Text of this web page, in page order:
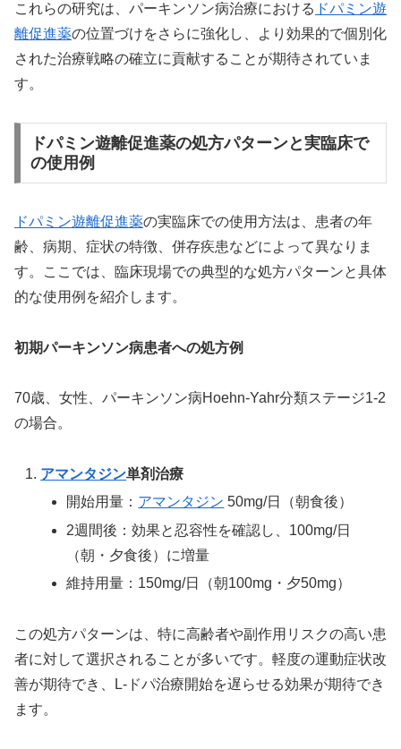
これらの研究は、パーキンソン病治療における ドパミン遊
離促進薬の位置づけをさらに強化し、より効果的で個別化
された治療戦略の確立に貢献することが期待されていま
す。
ドパミン遊離促進薬の処方パターンと実臨床で
の使用例
ドパミン遊離促進薬の実臨床での使用方法は、患者の年
齢、病期、症状の特徴、併存疾患などによって異なりま
す。ここでは、臨床現場での典型的な処方パターンと具体
的な使用例を紹介します。
初期パーキンソン病患者への処方例
70歳、女性、パーキンソン病Hoehn-Yahr分類ステージ1-2
の場合。
アマンタジン単剤治療
開始用量： アマンタジン 50mg/日（朝食後）
2週間後：効果と忍容性を確認し、100mg/日
（朝・夕食後）に増量
維持用量：150mg/日（朝100mg・夕50mg）
この処方パターンは、特に高齢者や副作用リスクの高い患
者に対して選択されることが多いです。軽度の運動症状改
善が期待でき、L-ドパ治療開始を遅らせる効果が期待でき
ます。